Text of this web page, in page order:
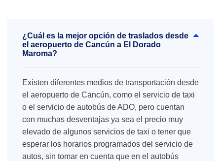
¿Cuál es la mejor opción de traslados desde
el aeropuerto de Cancún a El Dorado
Maroma?
Existen diferentes medios de transportación desde
el aeropuerto de Cancún, como el servicio de taxi
o el servicio de autobús de ADO, pero cuentan
con muchas desventajas ya sea el precio muy
elevado de algunos servicios de taxi o tener que
esperar los horarios programados del servicio de
autos, sin tomar en cuenta que en el autobús